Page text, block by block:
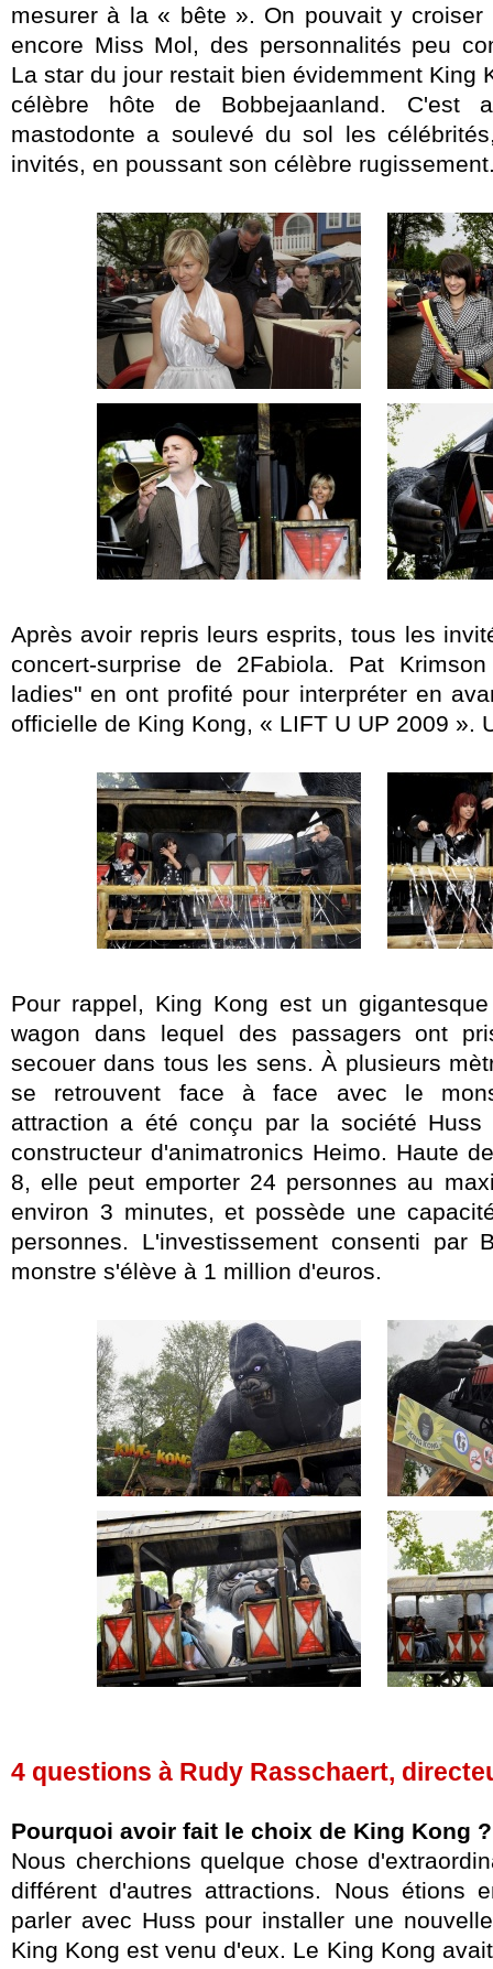
mesurer à la « bête ». On pouvait y
encore Miss Mol, des personnalités peu
La star du jour restait bien évidemment King
célèbre hôte de Bobbejaanland. C'est
mastodonte a soulevé du sol les
invités, en poussant son célèbre
Après avoir repris leurs esprits, tous les
concert-surprise de 2Fabiola. Pat
ladies" en ont profité pour interpréter en
officielle de King Kong, « LIFT U UP 2009 ».
Pour rappel, King Kong est un
wagon dans lequel des passagers ont
secouer dans tous les sens. À plusieurs
se retrouvent face à face avec le
attraction a été conçu par la société
constructeur d'animatronics Heimo. Haute
8, elle peut emporter 24 personnes au
environ 3 minutes, et possède une
personnes. L'investissement consenti par
monstre s'élève à 1 million d'euros.
4 questions à Rudy Rasschaert,
Pourquoi avoir fait le choix de King Kong ?
Nous cherchions quelque chose
différent d'autres attractions. Nous étions
parler avec Huss pour installer une
King Kong est venu d'eux. Le King Kong